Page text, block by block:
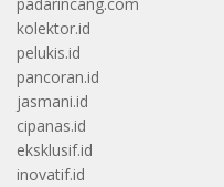
kolektor.id
pelukis.id
pancoran.id
jasmani.id
cipanas.id
eksklusif.id
inovatif.id